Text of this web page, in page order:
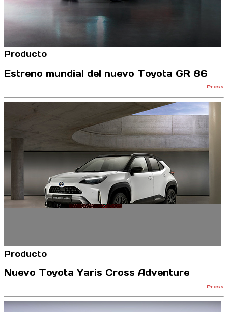
Producto
Estreno mundial del nuevo Toyota GR 86
Press
Producto
Nuevo Toyota Yaris Cross Adventure
Press